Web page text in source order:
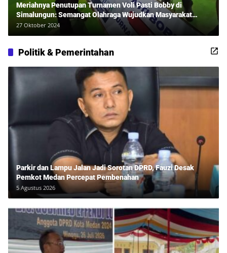
Meriahnya Penutupan Turnamen Voli Pasti Bobby di
Simalungun: Semangat Olahraga Wujudkan Masyarakat
Sehat Bersama Erwan Rozadi dan Ribuan Penonton!
27 Oktober 2024
Politik & Pemerintahan
Parkir dan Lampu Jalan Jadi Sorotan DPRD, Fauzi Desak
Pemkot Medan Percepat Pembenahan
5 Agustus 2026